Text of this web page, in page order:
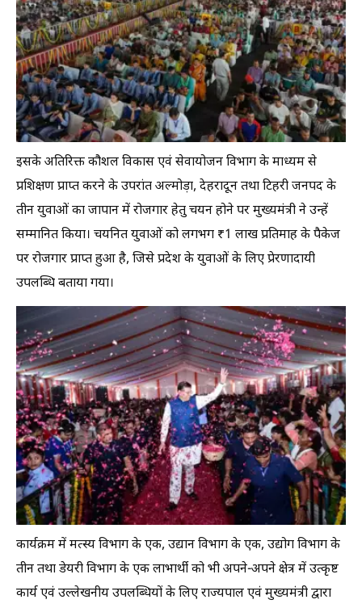
इसके अतिरिक्त कौशल विकास एवं सेवायोजन विभाग के माध्यम से
प्रशिक्षण प्राप्त करने के उपरांत अल्मोड़ा, देहरादून तथा टिहरी जनपद के
तीन युवाओं का जापान में रोजगार हेतु चयन होने पर मुख्यमंत्री ने उन्हें
सम्मानित किया। चयनित युवाओं को लगभग ₹1 लाख प्रतिमाह के पैकेज
पर रोजगार प्राप्त हुआ है, जिसे प्रदेश के युवाओं के लिए प्रेरणादायी
उपलब्धि बताया गया।
कार्यक्रम में मत्स्य विभाग के एक, उद्यान विभाग के एक, उद्योग विभाग के
तीन तथा डेयरी विभाग के एक लाभार्थी को भी अपने-अपने क्षेत्र में उत्कृष्ट
कार्य एवं उल्लेखनीय उपलब्धियों के लिए राज्यपाल एवं मुख्यमंत्री द्वारा